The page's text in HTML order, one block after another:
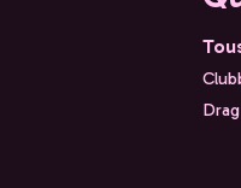
Drag